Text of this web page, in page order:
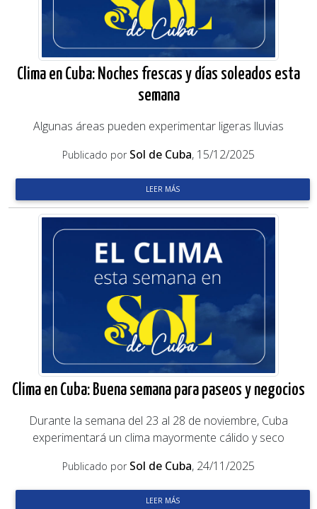
Clima en Cuba: Noches frescas y días soleados esta
semana
Algunas áreas pueden experimentar ligeras lluvias
Publicado por Sol de Cuba, 15/12/2025
LEER MÁS
Clima en Cuba: Buena semana para paseos y negocios
Durante la semana del 23 al 28 de noviembre, Cuba
experimentará un clima mayormente cálido y seco
Publicado por Sol de Cuba, 24/11/2025
LEER MÁS